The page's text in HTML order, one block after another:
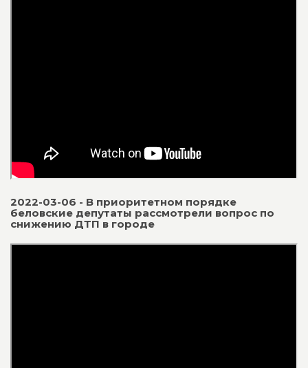
2022-03-06 - В приоритетном порядке
беловские депутаты рассмотрели вопрос по
снижению ДТП в городе